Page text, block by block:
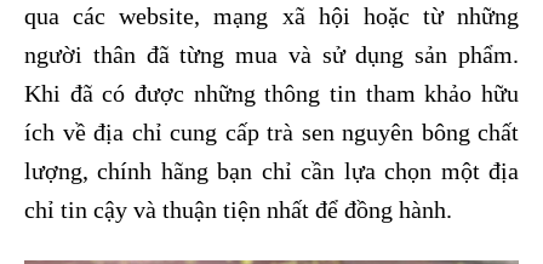
qua các website, mạng xã hội hoặc từ những
người thân đã từng mua và sử dụng sản phẩm.
Khi đã có được những thông tin tham khảo hữu
ích về địa chỉ cung cấp trà sen nguyên bông chất
lượng, chính hãng bạn chỉ cần lựa chọn một địa
chỉ tin cậy và thuận tiện nhất để đồng hành.